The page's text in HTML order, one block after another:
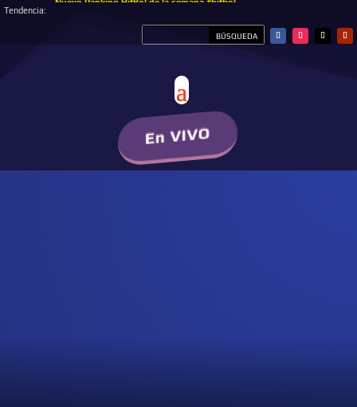
Tendencia:
Nuevo Ranking HitBol de la semana #hitbol
En VIVO